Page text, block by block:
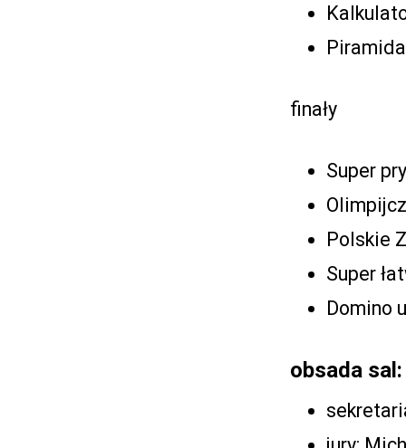
Piramida
finały
Super
Polskie
Super
Domino
obsada sal: